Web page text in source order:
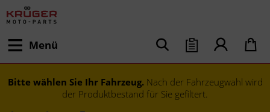
Menü
Bitte wählen Sie Ihr Fahrzeug. Nach der Fahrzeugwahl wird
der Produktbestand für Sie gefiltert.